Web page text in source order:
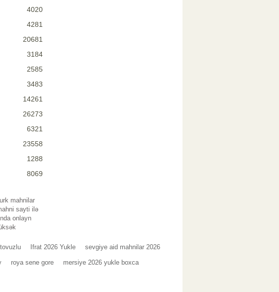
4020
4281
20681
3184
2585
3483
14261
26273
6321
23558
1288
8069
mahnilar
sayti ilə
onlayn
Ifrat 2026 Yukle sevgiye aid mahnilar 2026
roya sene gore mersiye 2026 yukle boxca